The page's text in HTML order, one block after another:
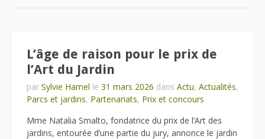
L’âge de raison pour le prix de
l’Art du Jardin
par Sylvie Hamel le 31 mars 2026 dans Actu, Actualités,
Parcs et jardins, Partenariats, Prix et concours
Mme Natalia Smalto, fondatrice du prix de l’Art des
jardins, entourée d’une partie du jury, annonce le jardin